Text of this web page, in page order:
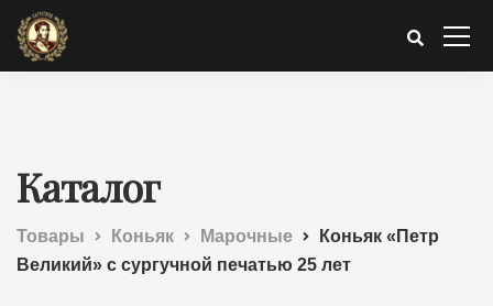
Каталог
Товары Коньяк Марочные
Коньяк «Петр
Великий» с сургучной печатью 25 лет